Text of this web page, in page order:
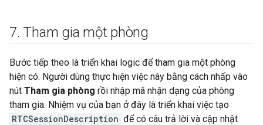
7. Tham gia một phòng
Bước tiếp theo là triển khai logic để tham gia một phòng
hiện có. Người dùng thực hiện việc này bằng cách nhấp vào
nút Tham gia phòng rồi nhập mã nhận dạng của phòng
tham gia. Nhiệm vụ của bạn ở đây là triển khai việc tạo
RTCSessionDescription để có câu trả lời và cập nhật